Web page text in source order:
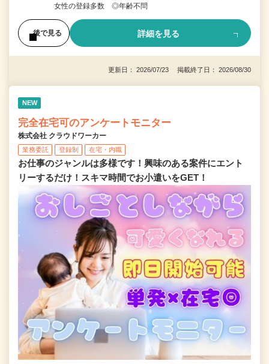
女性の登録多数 ◎年齢不問
後で見る 詳細を見る
更新日： 2026/07/23 掲載終了日： 2026/08/30
NEW
完全在宅可のアンケートモニター
株式会社 クラウドワーカー
業務委託 登録制 在宅・内職
お仕事のジャンルは多様です！興味のある案件にエント
リーするだけ！スキマ時間でお小遣いをGET！